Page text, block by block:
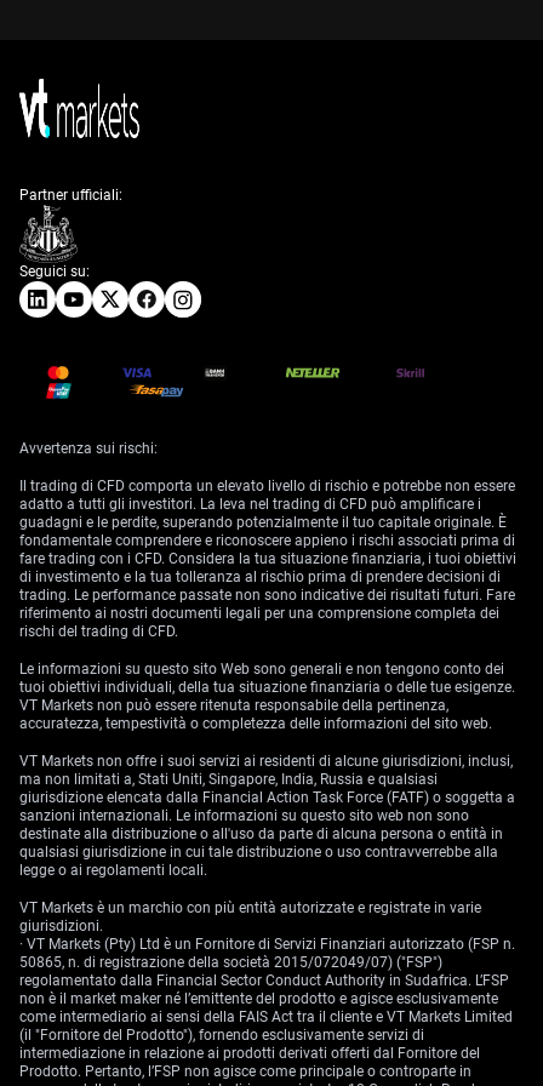
Seguici su:
Partner ufficiali:
Avvertenza sui rischi:
Il trading di CFD comporta un elevato livello di rischio e potrebbe non essere
adatto a tutti gli investitori. La leva nel trading di CFD può amplificare i
guadagni e le perdite, superando potenzialmente il tuo capitale originale. È
fondamentale comprendere e riconoscere appieno i rischi associati prima di
fare trading con i CFD. Considera la tua situazione finanziaria, i tuoi obiettivi
di investimento e la tua tolleranza al rischio prima di prendere decisioni di
trading. Le performance passate non sono indicative dei risultati futuri. Fare
riferimento ai nostri documenti legali per una comprensione completa dei
rischi del trading di CFD.
Le informazioni su questo sito Web sono generali e non tengono conto dei
tuoi obiettivi individuali, della tua situazione finanziaria o delle tue esigenze.
VT Markets non può essere ritenuta responsabile della pertinenza,
accuratezza, tempestività o completezza delle informazioni del sito web.
VT Markets non offre i suoi servizi ai residenti di alcune giurisdizioni, inclusi,
ma non limitati a, Stati Uniti, Singapore, India, Russia e qualsiasi
giurisdizione elencata dalla Financial Action Task Force (FATF) o soggetta a
sanzioni internazionali. Le informazioni su questo sito web non sono
destinate alla distribuzione o all'uso da parte di alcuna persona o entità in
qualsiasi giurisdizione in cui tale distribuzione o uso contravverrebbe alla
legge o ai regolamenti locali.
VT Markets è un marchio con più entità autorizzate e registrate in varie
giurisdizioni.
· VT Markets (Pty) Ltd è un Fornitore di Servizi Finanziari autorizzato (FSP n.
50865, n. di registrazione della società 2015/072049/07) ("FSP")
regolamentato dalla Financial Sector Conduct Authority in Sudafrica. L’FSP
non è il market maker né l’emittente del prodotto e agisce esclusivamente
come intermediario ai sensi della FAIS Act tra il cliente e VT Markets Limited
(il "Fornitore del Prodotto"), fornendo esclusivamente servizi di
intermediazione in relazione ai prodotti derivati offerti dal Fornitore del
Prodotto. Pertanto, l’FSP non agisce come principale o controparte in